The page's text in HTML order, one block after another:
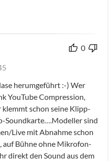
0
herumgeführt :⁠-⁠) Wer
YouTube Compression,
schon seine Klipp-
Soundkarte….Modeller sind
Live mit Abnahme schon
auf Bühne ohne Mikrofon-
direkt den Sound aus dem